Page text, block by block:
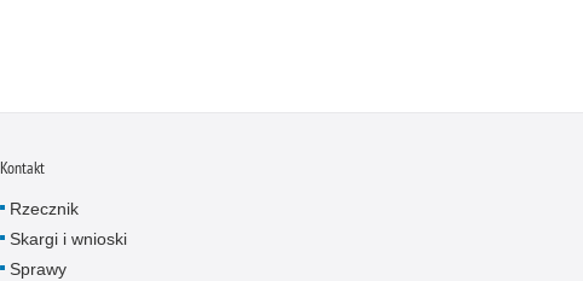
Nietrzeźwi opiekunowie
Kontakt
Rzecznik
Skargi i wnioski
Sprawy